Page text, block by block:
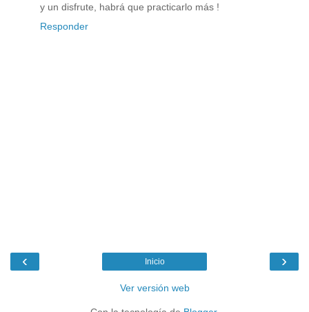
y un disfrute, habrá que practicarlo más !
Responder
‹ ›
Inicio
Ver versión web